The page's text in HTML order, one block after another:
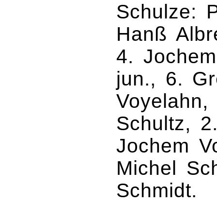
Schulze:
Hanß
4.
jun., 6.
Schultz,
Jochem
Michel
Schmidt.